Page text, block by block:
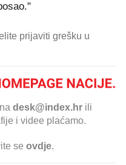
prijaviti grešku u
desk@index.hr ili
i videe plaćamo.
se ovdje.